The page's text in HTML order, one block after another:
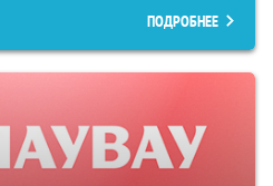
ПОДРОБНЕЕ